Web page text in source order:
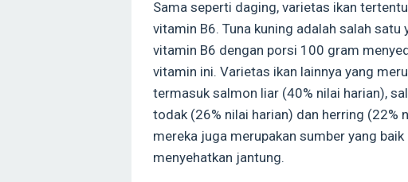
Sama seperti daging, varietas ikan
vitamin B6. Tuna kuning adalah salah
vitamin B6 dengan porsi 100 gram
vitamin ini. Varietas ikan lainnya yang
termasuk salmon liar (40% nilai harian),
todak (26% nilai harian) dan herring (22%
mereka juga merupakan sumber yang
menyehatkan jantung.